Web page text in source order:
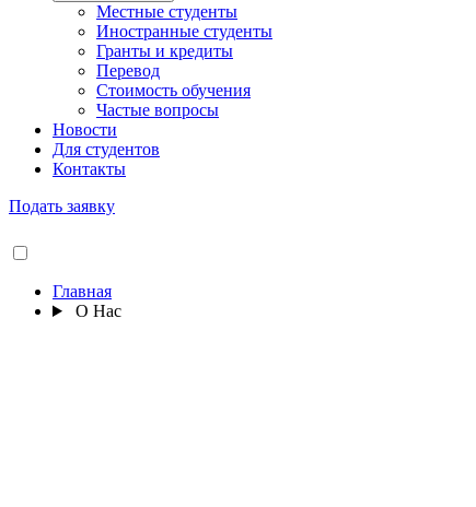
Местные студенты
Иностранные студенты
Гранты и кредиты
Перевод
Стоимость обучения
Частые вопросы
Новости
Для студентов
Контакты
Подать заявку
Главная
О Нас